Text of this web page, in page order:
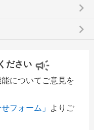
keyboard_arrow_right
keyboard_arrow_right
ださい
についてご意見を
せフォーム」
よりご